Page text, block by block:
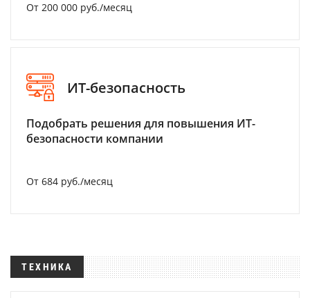
От 200 000 руб./месяц
ИТ-безопасность
Подобрать решения для повышения ИТ-
безопасности компании
От 684 руб./месяц
ТЕХНИКА